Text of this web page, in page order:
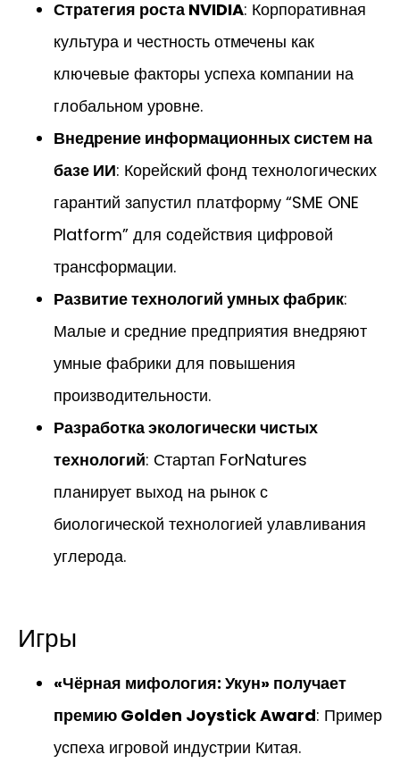
Стратегия роста NVIDIA: Корпоративная
культура и честность отмечены как
ключевые факторы успеха компании на
глобальном уровне.
Внедрение информационных систем на
базе ИИ: Корейский фонд технологических
гарантий запустил платформу “SME ONE
Platform” для содействия цифровой
трансформации.
Развитие технологий умных фабрик:
Малые и средние предприятия внедряют
умные фабрики для повышения
производительности.
Разработка экологически чистых
технологий: Стартап ForNatures
планирует выход на рынок с
биологической технологией улавливания
углерода.
Игры
«Чёрная мифология: Укун» получает
премию Golden Joystick Award: Пример
успеха игровой индустрии Китая.